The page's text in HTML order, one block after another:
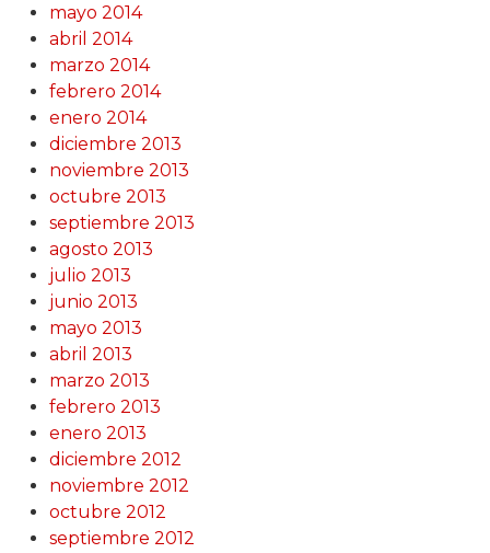
mayo 2014
abril 2014
marzo 2014
febrero 2014
enero 2014
diciembre 2013
noviembre 2013
octubre 2013
septiembre 2013
agosto 2013
julio 2013
junio 2013
mayo 2013
abril 2013
marzo 2013
febrero 2013
enero 2013
diciembre 2012
noviembre 2012
octubre 2012
septiembre 2012